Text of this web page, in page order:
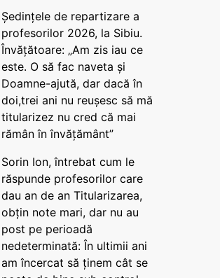
Ședințele de repartizare a
profesorilor 2026, la Sibiu.
Învățătoare: „Am zis iau ce
este. O să fac naveta și
Doamne-ajută, dar dacă în
doi,trei ani nu reușesc să mă
titularizez nu cred că mai
rămân în învățământ”
Sorin Ion, întrebat cum le
răspunde profesorilor care
dau an de an Titularizarea,
obțin note mari, dar nu au
post pe perioadă
nedeterminată: În ultimii ani
am încercat să ținem cât se